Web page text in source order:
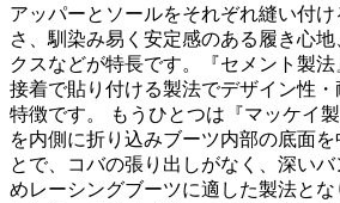
アッパーとソールをそれぞれ縫い付
さ、馴染み易く安定感のある履き心
クスなどが特長です。『セメント製
接着で貼り付ける製法でデザイン性
特徴です。 もうひとつは『マッケイ
を内側に折り込みブーツ内部の底面
とで、コバの張り出しがなく、深い
めレーシングブーツに適した製法とな